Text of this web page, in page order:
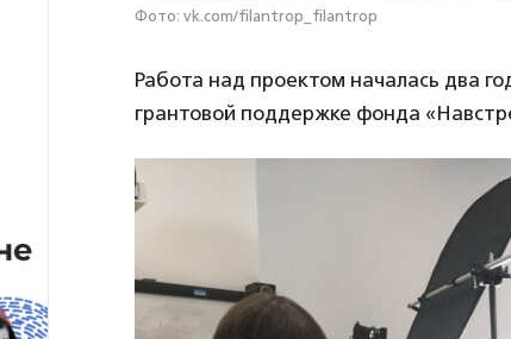
Фото: vk.com/filantrop_filantrop
Работа над проектом началась два
грантовой поддержке фонда